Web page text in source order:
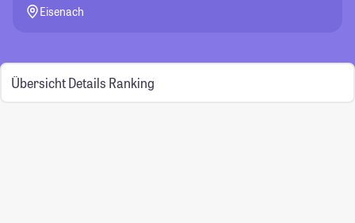
Eisenach
Übersicht Details Ranking